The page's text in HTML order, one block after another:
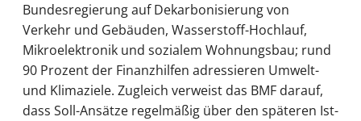
Bundesregierung auf Dekarbonisierung von
Verkehr und Gebäuden, Wasserstoff-Hochlauf,
Mikroelektronik und sozialem Wohnungsbau; rund
90 Prozent der Finanzhilfen adressieren Umwelt-
und Klimaziele. Zugleich verweist das BMF darauf,
dass Soll-Ansätze regelmäßig über den späteren Ist-